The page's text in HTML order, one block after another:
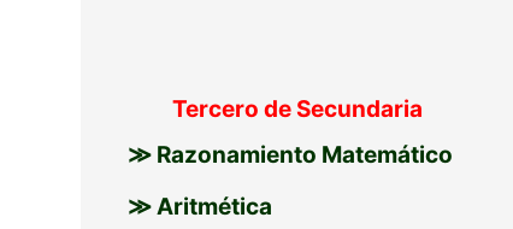
Tercero de Secundaria
≫ Razonamiento Matemático
≫ Aritmética